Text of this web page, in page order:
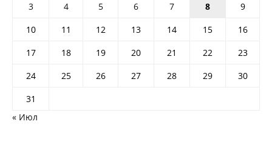
3
4 5 6 7 8
9
10
11 12 13 14 15
16
17
18 19 20 21 22
23
24
25 26 27 28 29
30
31
« Июл